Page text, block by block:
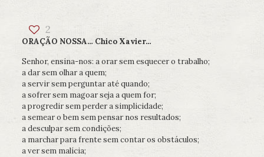
2
ORAÇÃO NOSSA… Chico Xavier…
Senhor, ensina-nos: a orar sem esquecer o trabalho;
a dar sem olhar a quem;
a servir sem perguntar até quando;
a sofrer sem magoar seja a quem for;
a progredir sem perder a simplicidade;
a semear o bem sem pensar nos resultados;
a desculpar sem condições;
a marchar para frente sem contar os obstáculos;
a ver sem malícia;